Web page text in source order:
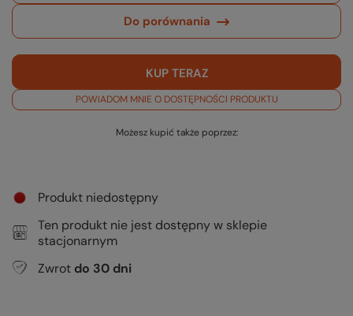
Do porównania
KUP TERAZ
POWIADOM MNIE O DOSTĘPNOŚCI PRODUKTU
Możesz kupić także poprzez:
Produkt niedostępny
Ten produkt nie jest dostępny w sklepie
stacjonarnym
Zwrot do 30 dni